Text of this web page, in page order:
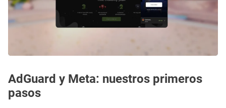
AdGuard y Meta: nuestros primeros
pasos